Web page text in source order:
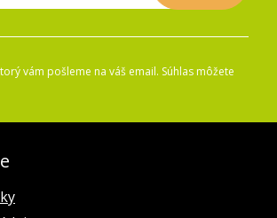
vám pošleme na váš email. Súhlas môžete